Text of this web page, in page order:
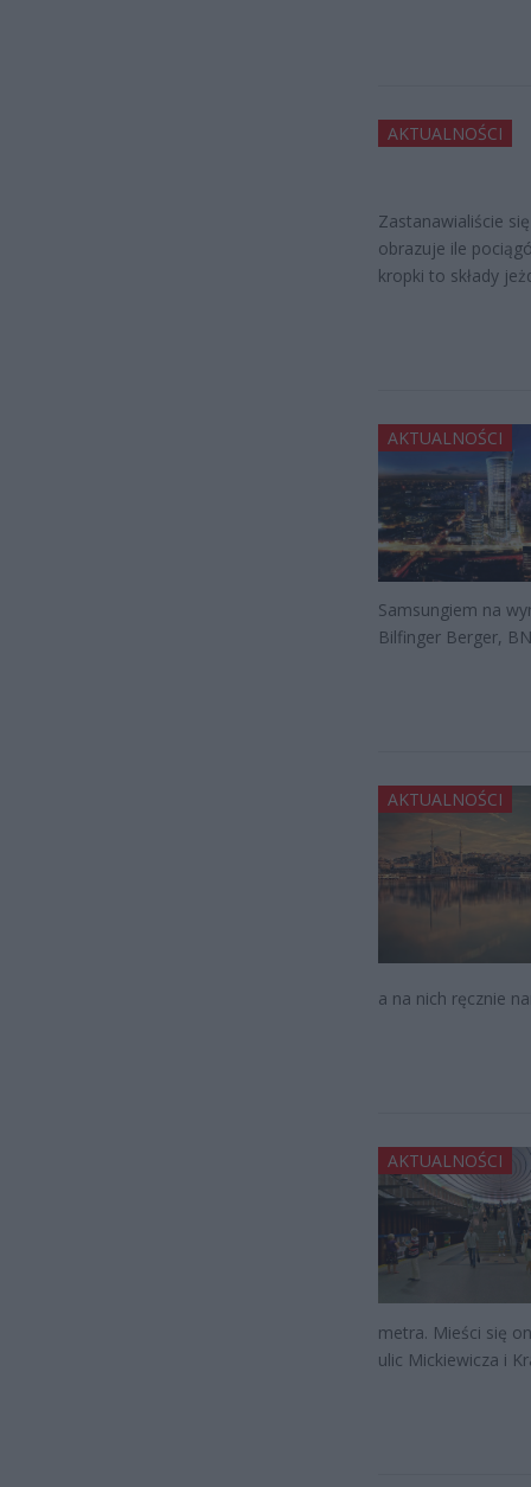
AKTUALNOŚCI
Zastanawialiście
obrazuje ile
kropki to składy
AKTUALNOŚCI
Samsungiem na
Bilfinger Berger,
AKTUALNOŚCI
a na nich ręcznie
AKTUALNOŚCI
metra. Mieści się
ulic Mickiewicza i